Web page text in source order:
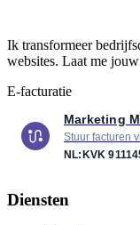
Ik transformeer
websites. Laat me
E-facturatie
Marketing
Stuur facturen
NL:KVK
Diensten